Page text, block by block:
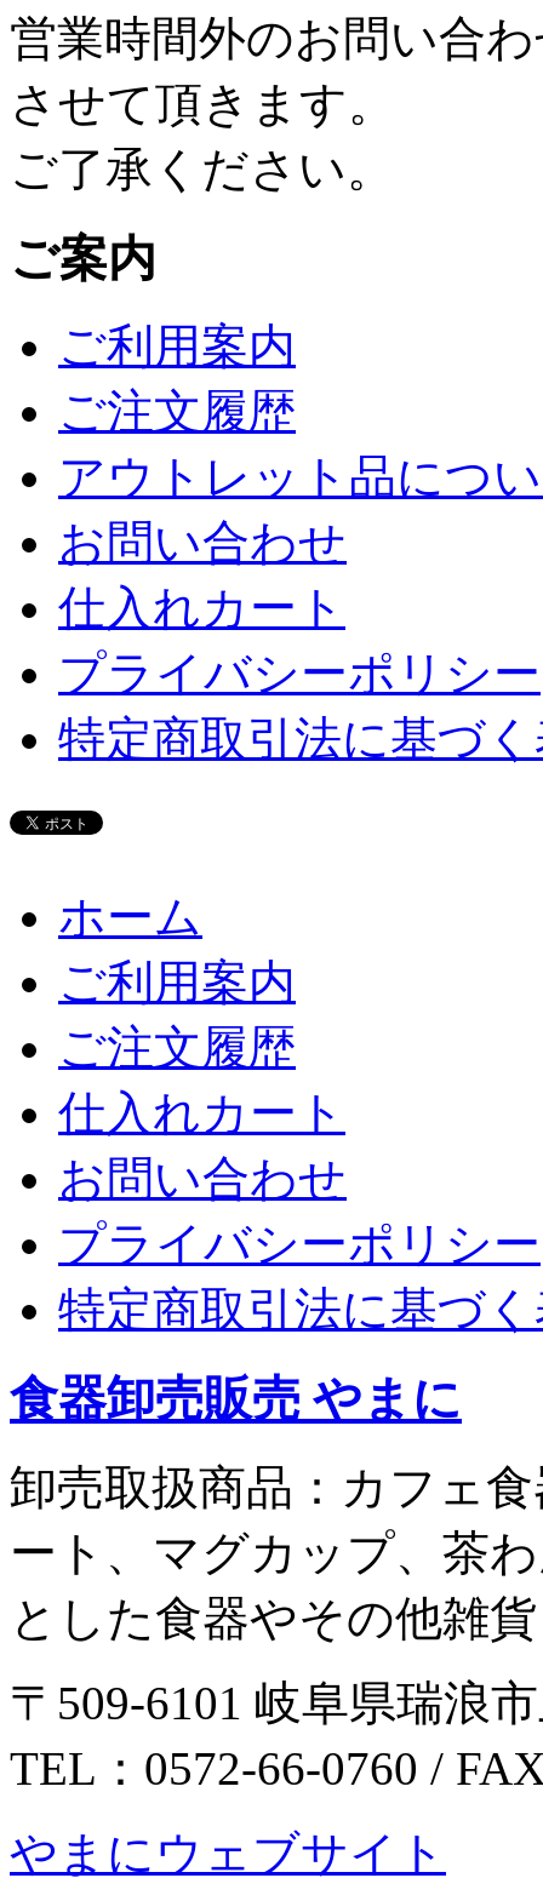
営業時間外のお問い合
させて頂きます。
ご了承ください。
ご案内
ご利用案内
ご注文履歴
アウトレット品につ
お問い合わせ
仕入れカート
プライバシーポリシー
特定商取引法に基づ
ホーム
ご利用案内
ご注文履歴
仕入れカート
お問い合わせ
プライバシーポリシー
特定商取引法に基づ
食器卸売販売 やまに
卸売取扱商品：カフェ
ート、マグカップ、茶
とした食器やその他雑貨
〒509-6101 岐阜県瑞浪
TEL：0572-66-0760 /
やまにウェブサイト